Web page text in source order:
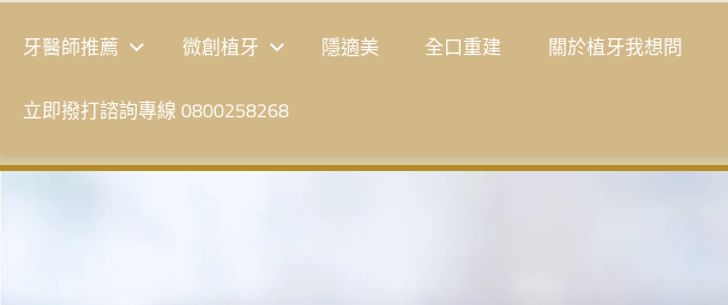
台
牙醫師推薦 微創植牙 隱適美 全口重建 關於植牙我想問
立即撥打諮詢專線 0800258268